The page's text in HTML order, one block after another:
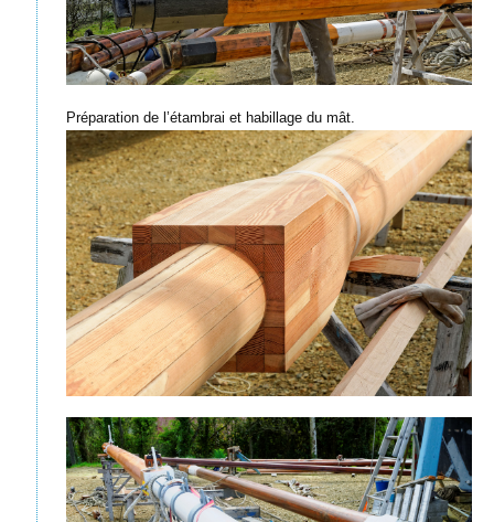
Préparation de l’étambrai et habillage du mât.